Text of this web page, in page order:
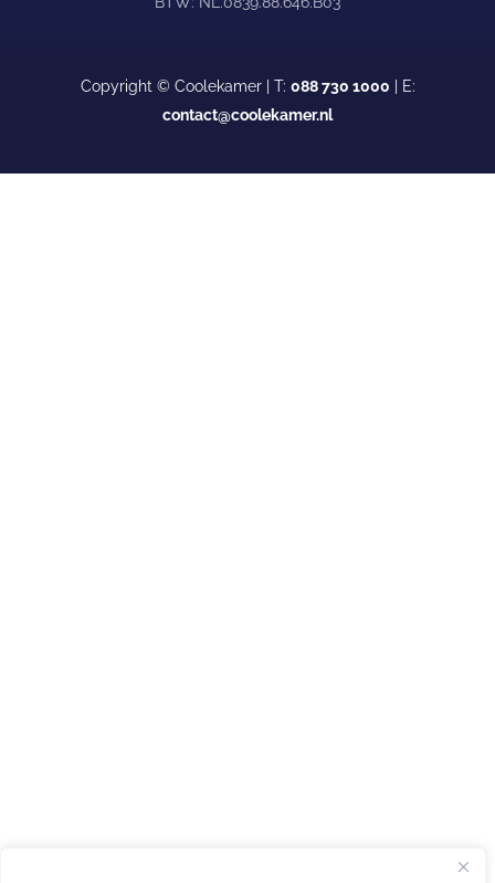
Copyright © Coolekamer | T: 088 730 1000 | E:
contact@coolekamer.nl